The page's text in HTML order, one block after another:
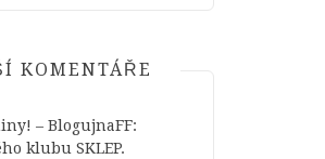
KOMENTÁŘE
– BlogujnaFF:
klubu SKLEP.